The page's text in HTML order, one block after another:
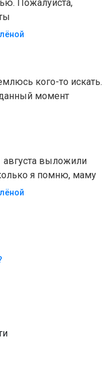
Пожалуйста,
кого-то искать.
момент
выложили
я помню, маму